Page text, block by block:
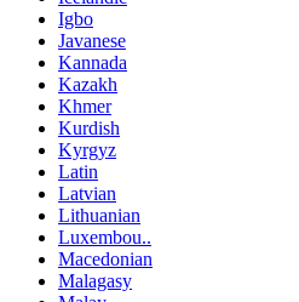
Igbo
Javanese
Kannada
Kazakh
Khmer
Kurdish
Kyrgyz
Latin
Latvian
Lithuanian
Luxembou..
Macedonian
Malagasy